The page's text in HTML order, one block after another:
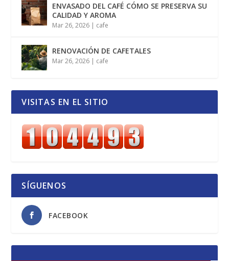
ENVASADO DEL CAFÉ CÓMO SE PRESERVA SU
CALIDAD Y AROMA
Mar 26, 2026 | cafe
RENOVACIÓN DE CAFETALES
Mar 26, 2026 | cafe
VISITAS EN EL SITIO
SÍGUENOS
FACEBOOK